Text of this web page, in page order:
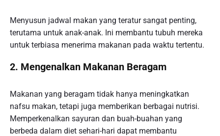
Menyusun jadwal makan yang teratur sangat penting,
terutama untuk anak-anak. Ini membantu tubuh mereka
untuk terbiasa menerima makanan pada waktu tertentu.
2. Mengenalkan Makanan Beragam
Makanan yang beragam tidak hanya meningkatkan
nafsu makan, tetapi juga memberikan berbagai nutrisi.
Memperkenalkan sayuran dan buah-buahan yang
berbeda dalam diet sehari-hari dapat membantu